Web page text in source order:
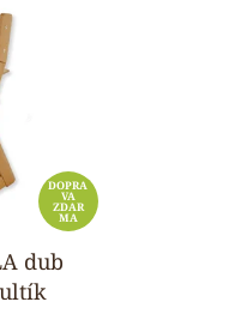
DOPRA
VA
ZDAR
MA
dub